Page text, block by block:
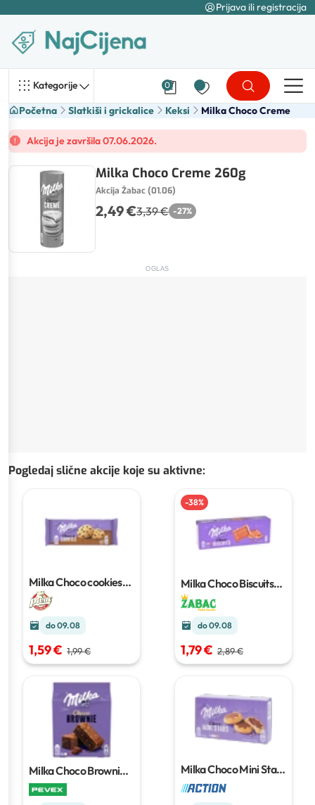
Prijava ili registracija
Kategorije 0
Početna Slatkiši i grickalice Keksi Milka Choco Creme
Akcija je završila 07.06.2026.
Milka Choco Creme 260g
Akcija Žabac (01.06)
2,49 €3,39 € -27%
OGLAS
Pogledaj slične akcije koje su aktivne:
Milka Choco cookies
135g
do 09.08
1,59 € 1,99 €
-38%
Milka Choco Biscuits
150 g
do 09.08
1,79 € 2,89 €
Milka Choco Brownie
150 g
Milka Choco Mini Stars
4 x 6 komada